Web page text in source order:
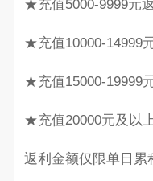
★充值5000-9999元
★充值10000-14999
★充值15000-19999
★充值20000元及以
返利金额仅限单日累